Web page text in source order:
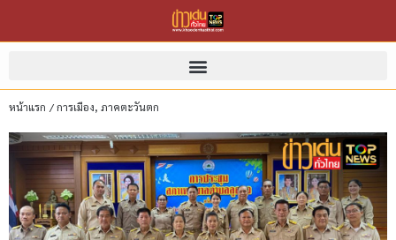
หน้าแรก /การเมือง, ภาคตะวันตก